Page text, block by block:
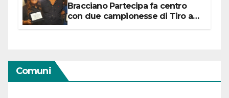
Bracciano Partecipa fa centro
con due campionesse di Tiro a
Comuni